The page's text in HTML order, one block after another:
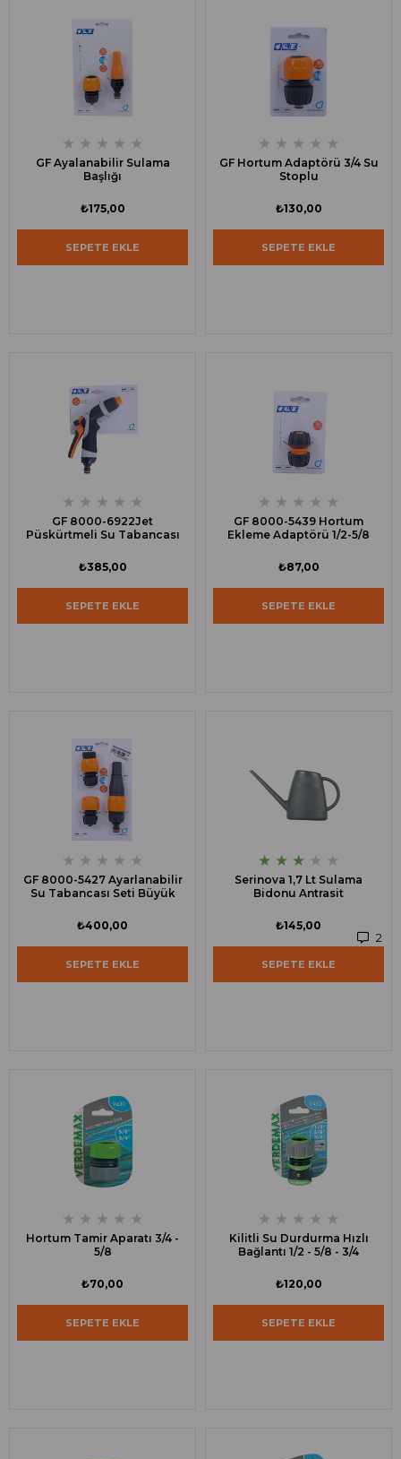
★ ★ ★ ★ ★
GF Ayalanabilir Sulama
Başlığı
₺175,00
SEPETE EKLE
★ ★ ★ ★ ★
GF Hortum Adaptörü 3/4 Su
Stoplu
₺130,00
SEPETE EKLE
★ ★ ★ ★ ★
GF 8000-6922Jet
Püskürtmeli Su Tabancası
₺385,00
SEPETE EKLE
★ ★ ★ ★ ★
GF 8000-5439 Hortum
Ekleme Adaptörü 1/2-5/8
₺87,00
SEPETE EKLE
★ ★ ★ ★ ★
GF 8000-5427 Ayarlanabilir
Su Tabancası Seti Büyük
₺400,00
SEPETE EKLE
★ ★ ★ ★ ★
Serinova 1,7 Lt Sulama
Bidonu Antrasit
2
₺145,00
SEPETE EKLE
★ ★ ★ ★ ★
Hortum Tamir Aparatı 3/4 -
5/8
₺70,00
SEPETE EKLE
★ ★ ★ ★ ★
Kilitli Su Durdurma Hızlı
Bağlantı 1/2 - 5/8 - 3/4
₺120,00
SEPETE EKLE